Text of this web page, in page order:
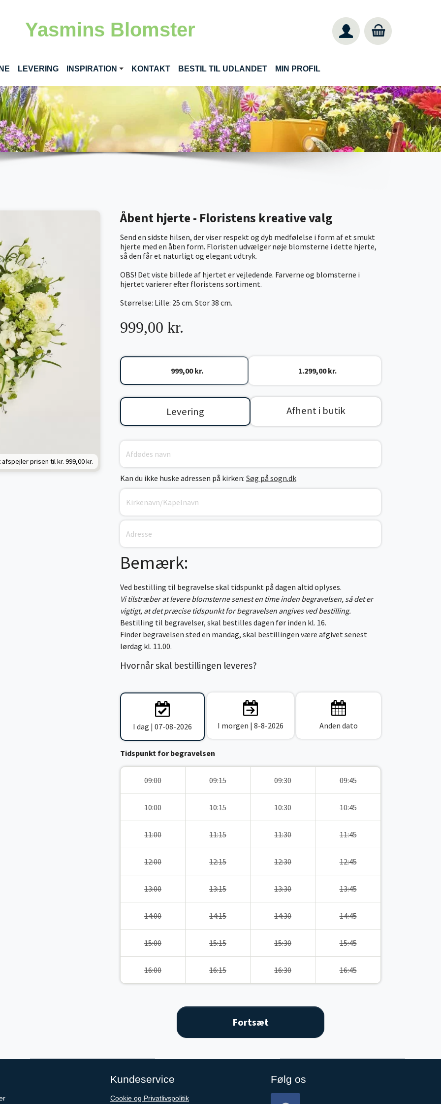
Yasmins Blomster
(CURRENT)
LEVERING INSPIRATION KONTAKT BESTIL TIL UDLANDET MIN PROFIL
prisen til kr. 999,00 kr.
Åbent hjerte - Floristens kreative valg
Send en sidste hilsen, der viser respekt og dyb medfølelse i form af et smukt
hjerte med en åben form. Floristen udvælger nøje blomsterne i dette hjerte,
så den får et naturligt og elegant udtryk.
OBS! Det viste billede af hjertet er vejledende. Farverne og blomsterne i
hjertet varierer efter floristens sortiment.
Størrelse: Lille: 25 cm. Stor 38 cm.
999,00 kr.
999,00 kr. 1.299,00 kr.
Levering Afhent i butik
Kan du ikke huske adressen på kirken: Søg på sogn.dk
Bemærk:
Ved bestilling til begravelse skal tidspunkt på dagen altid oplyses.
Vi tilstræber at levere blomsterne senest en time inden begravelsen, så det er
vigtigt, at det præcise tidspunkt for begravelsen angives ved bestilling.
Bestilling til begravelser, skal bestilles dagen før inden kl. 16.
Finder begravelsen sted en mandag, skal bestillingen være afgivet senest
lørdag kl. 11.00.
Hvornår skal bestillingen leveres?
I dag | 07-08-2026 I morgen | 8-8-2026 Anden dato
Tidspunkt for begravelsen
09:00 09:15 09:30 09:45
10:00 10:15 10:30 10:45
11:00 11:15 11:30 11:45
12:00 12:15 12:30 12:45
13:00 13:15 13:30 13:45
14:00 14:15 14:30 14:45
15:00 15:15 15:30 15:45
16:00 16:15 16:30 16:45
Kundeservice
Cookie og Privatlivspolitik
Følg os